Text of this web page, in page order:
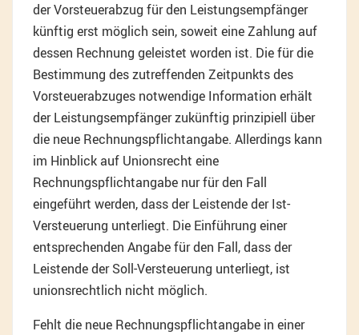
der Vorsteuerabzug für den Leistungsempfänger
künftig erst möglich sein, soweit eine Zahlung auf
dessen Rechnung geleistet worden ist. Die für die
Bestimmung des zutreffenden Zeitpunkts des
Vorsteuerabzuges notwendige Information erhält
der Leistungsempfänger zukünftig prinzipiell über
die neue Rechnungspflichtangabe. Allerdings kann
im Hinblick auf Unionsrecht eine
Rechnungspflichtangabe nur für den Fall
eingeführt werden, dass der Leistende der Ist-
Versteuerung unterliegt. Die Einführung einer
entsprechenden Angabe für den Fall, dass der
Leistende der Soll-Versteuerung unterliegt, ist
unionsrechtlich nicht möglich.
Fehlt die neue Rechnungspflichtangabe in einer